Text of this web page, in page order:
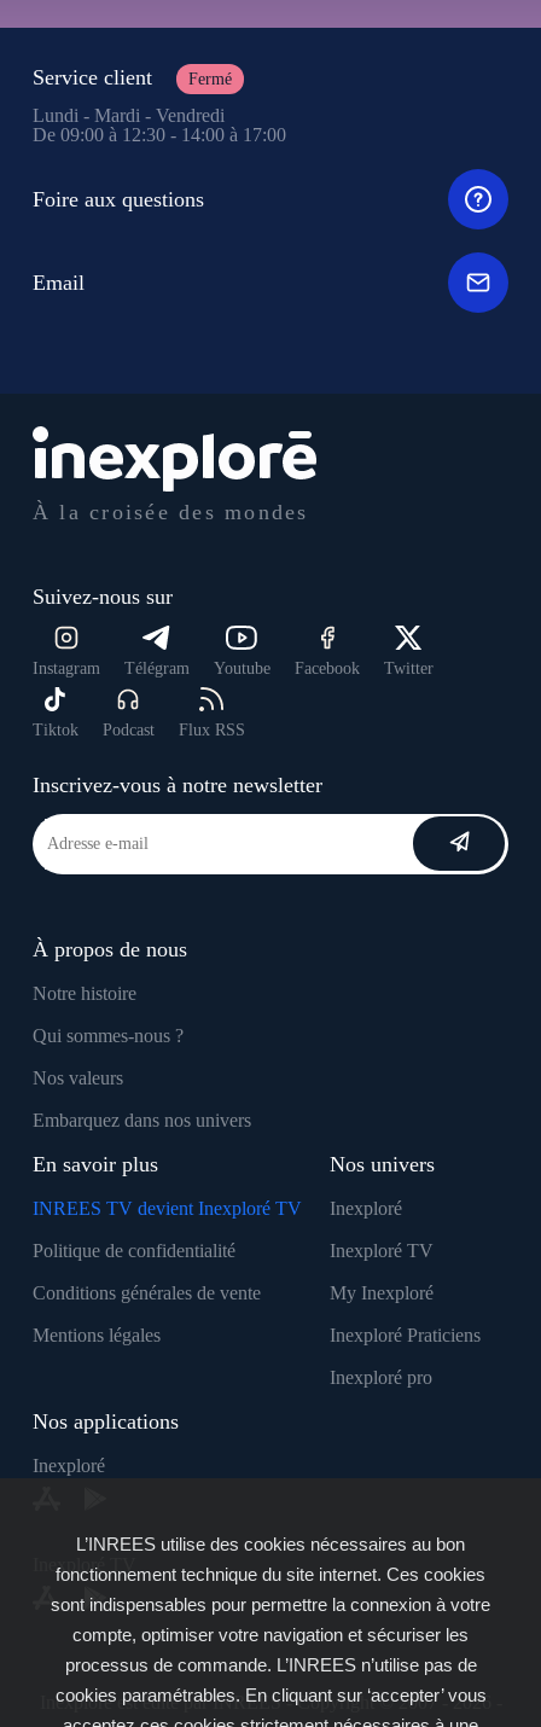
À la croisée des mondes
Suivez-nous sur
Instagram Télégram Youtube Facebook Twitter
Tiktok Podcast Flux RSS
Inscrivez-vous à notre newsletter
À propos de nous
Notre histoire
Qui sommes-nous ?
Nos valeurs
Embarquez dans nos univers
En savoir plus
INREES TV devient Inexploré TV
Politique de confidentialité
Conditions générales de vente
Mentions légales
Nos univers
Inexploré
Inexploré TV
My Inexploré
Inexploré Praticiens
Inexploré pro
Nos applications
Inexploré
Inexploré TV
Inexploré est édité par INREES - Copyright © 2007 - 2026 -
Service client Fermé
Lundi - Mardi - Vendredi
De 09:00 à 12:30 - 14:00 à 17:00
Foire aux questions
Email
L’INREES utilise des cookies nécessaires au bon
fonctionnement technique du site internet. Ces cookies
sont indispensables pour permettre la connexion à votre
compte, optimiser votre navigation et sécuriser les
processus de commande. L’INREES n’utilise pas de
cookies paramétrables. En cliquant sur ‘accepter’ vous